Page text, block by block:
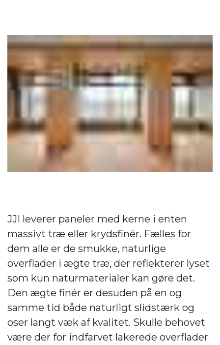
JJI leverer paneler med kerne i enten
massivt træ eller krydsfinér. Fælles for
dem alle er de smukke, naturlige
overflader i ægte træ, der reflekterer lyset
som kun naturmaterialer kan gøre det.
Den ægte finér er desuden på en og
samme tid både naturligt slidstærk og
oser langt væk af kvalitet. Skulle behovet
være der for indfarvet lakerede overflader